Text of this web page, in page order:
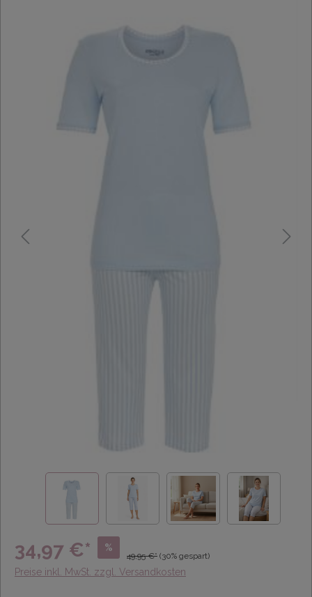
34,97 €* %
49,95 €* (30% gespart)
Preise inkl. MwSt. zzgl. Versandkosten